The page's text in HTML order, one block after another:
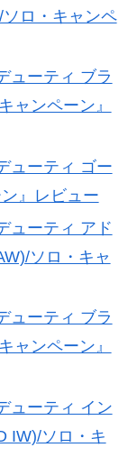
ロ・キャンペ
ューティ ブラ
ャンペーン』
ューティ ゴー
』レビュー
ューティ アド
ソロ・キャ
ューティ ブラ
ャンペーン』
ューティ イン
IW)/ソロ・キ